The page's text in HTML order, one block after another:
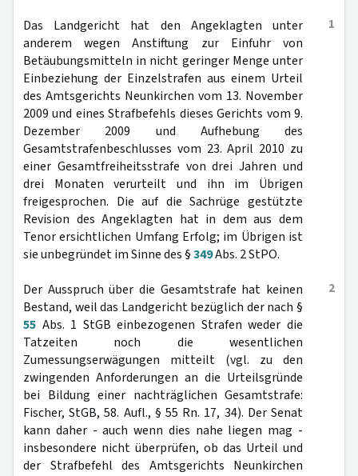
1
Das Landgericht hat den Angeklagten unter
anderem wegen Anstiftung zur Einfuhr von
Betäubungsmitteln in nicht geringer Menge unter
Einbeziehung der Einzelstrafen aus einem Urteil
des Amtsgerichts Neunkirchen vom 13. November
2009 und eines Strafbefehls dieses Gerichts vom 9.
Dezember 2009 und Aufhebung des
Gesamtstrafenbeschlusses vom 23. April 2010 zu
einer Gesamtfreiheitsstrafe von drei Jahren und
drei Monaten verurteilt und ihn im Übrigen
freigesprochen. Die auf die Sachrüge gestützte
Revision des Angeklagten hat in dem aus dem
Tenor ersichtlichen Umfang Erfolg; im Übrigen ist
sie unbegründet im Sinne des §349Abs. 2 StPO.
2
Der Ausspruch über die Gesamtstrafe hat keinen
Bestand, weil das Landgericht bezüglich der nach §
55 Abs. 1 StGB einbezogenen Strafen weder die
Tatzeiten noch die wesentlichen
Zumessungserwägungen mitteilt (vgl. zu den
zwingenden Anforderungen an die Urteilsgründe
bei Bildung einer nachträglichen Gesamtstrafe:
Fischer, StGB, 58. Aufl., § 55 Rn. 17, 34). Der Senat
kann daher - auch wenn dies nahe liegen mag -
insbesondere nicht überprüfen, ob das Urteil und
der Strafbefehl des Amtsgerichts Neunkirchen